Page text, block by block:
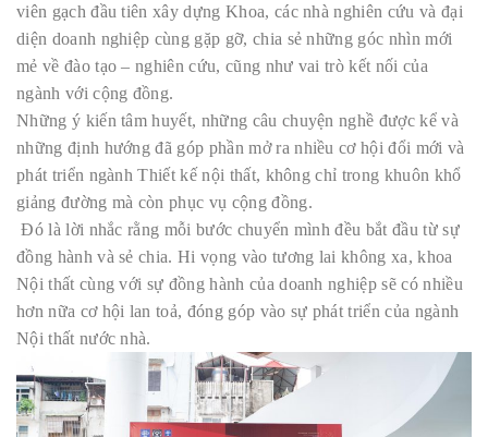
viên gạch đầu tiên xây dựng Khoa, các nhà nghiên cứu và đại
diện doanh nghiệp cùng gặp gỡ, chia sẻ những góc nhìn mới
mẻ về đào tạo – nghiên cứu, cũng như vai trò kết nối của
ngành với cộng đồng.
Những ý kiến tâm huyết, những câu chuyện nghề được kể và
những định hướng đã góp phần mở ra nhiều cơ hội đổi mới và
phát triển ngành Thiết kế nội thất, không chỉ trong khuôn khổ
giảng đường mà còn phục vụ cộng đồng.
Đó là lời nhắc rằng mỗi bước chuyển mình đều bắt đầu từ sự
đồng hành và sẻ chia. Hi vọng vào tương lai không xa, khoa
Nội thất cùng với sự đồng hành của doanh nghiệp sẽ có nhiều
hơn nữa cơ hội lan toả, đóng góp vào sự phát triển của ngành
Nội thất nước nhà.